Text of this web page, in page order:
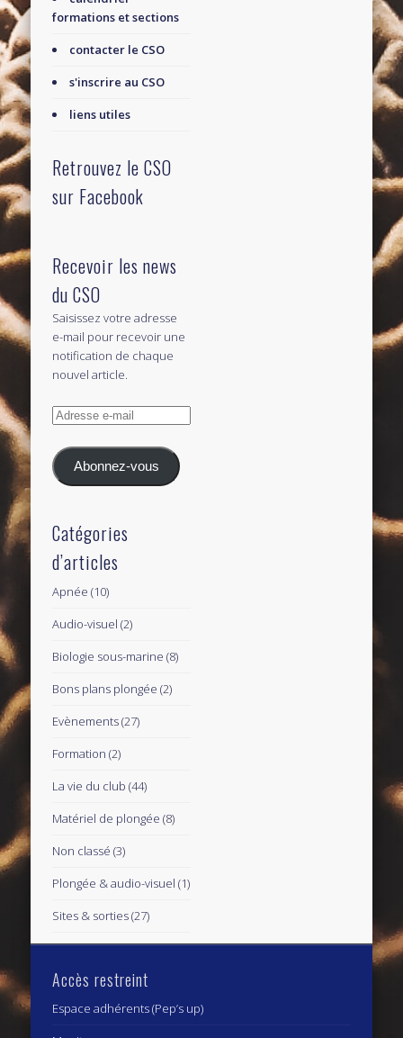
formations et sections
contacter le CSO
s'inscrire au CSO
liens utiles
Retrouvez le CSO
sur Facebook
Recevoir les news
du CSO
Saisissez votre adresse
e-mail pour recevoir une
notification de chaque
nouvel article.
Adresse
mail
Abonnez-vous
Catégories
d’articles
Apnée (10)
Audio-visuel (2)
Biologie sous-marine (8)
Bons plans plongée (2)
Evènements(27)
Formation (2)
La vie du club (44)
Matériel de plongée (8)
Non classé (3)
Plongée & audio-visuel (1)
Sites & sorties(27)
Accès restreint
Espace adhérents (Pep’s up)